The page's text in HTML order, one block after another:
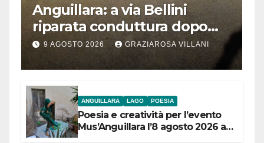
Anguillara: a via Bellini
riparata conduttura dopo
segnalazione IdD
9 AGOSTO 2026 GRAZIAROSA VILLANI
ANGUILLARA LAGO POESIA
Poesia e creatività per l’evento
Mus’Anguillara l’8 agosto 2026 al